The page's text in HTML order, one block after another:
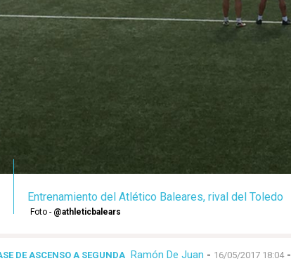
Entrenamiento del Atlético Baleares, rival del Toledo
Foto - @athleticbalears
DE ASCENSO A SEGUNDA Ramón De Juan - 16/05/2017 18:04-